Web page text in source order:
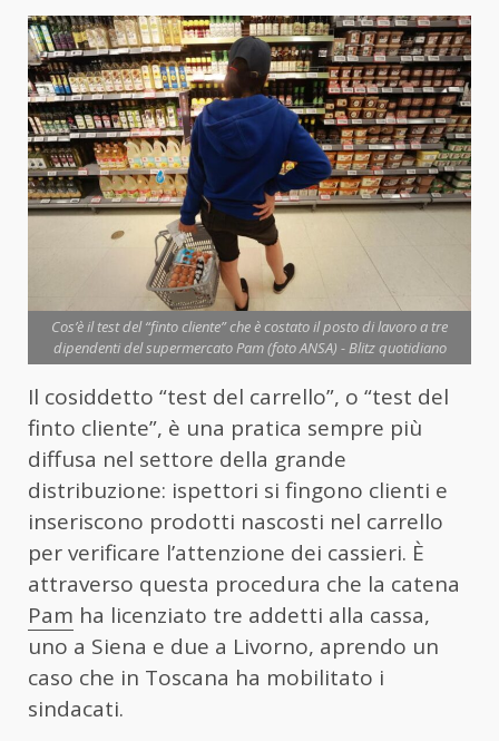
Cos’è il test del “finto cliente” che è costato il posto di lavoro a tre
dipendenti del supermercato Pam (foto ANSA) - Blitz quotidiano
Il cosiddetto “test del carrello”, o “test del
finto cliente”, è una pratica sempre più
diffusa nel settore della grande
distribuzione: ispettori si fingono clienti e
inseriscono prodotti nascosti nel carrello
per verificare l’attenzione dei cassieri. È
attraverso questa procedura che la catena
Pam ha licenziato tre addetti alla cassa,
uno a Siena e due a Livorno, aprendo un
caso che in Toscana ha mobilitato i
sindacati.